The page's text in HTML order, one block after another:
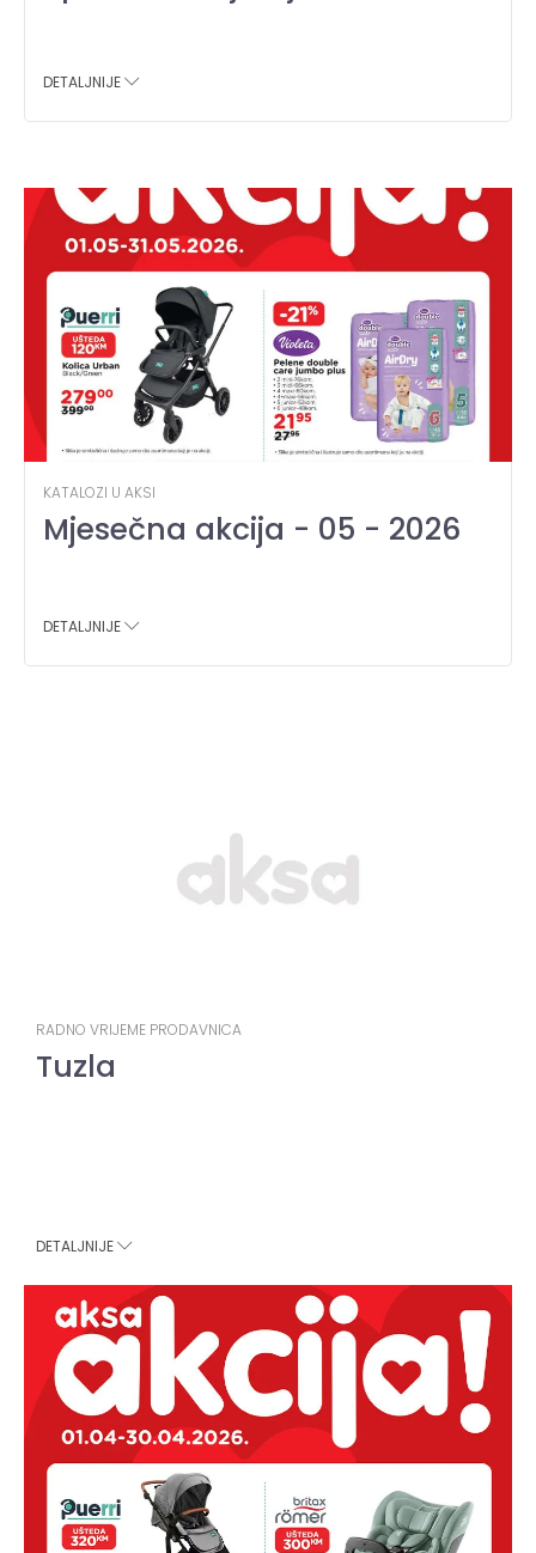
DETALJNIJE
KATALOZI U AKSI
Mjesečna akcija - 05 - 2026
DETALJNIJE
RADNO VRIJEME PRODAVNICA
Tuzla
DETALJNIJE